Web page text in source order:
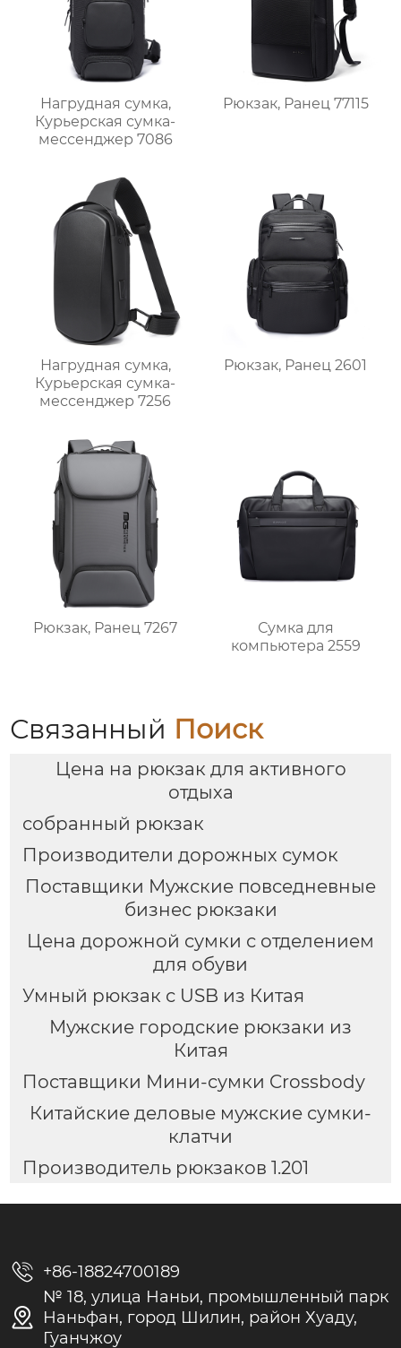
Нагрудная сумка,
Курьерская сумка-
мессенджер 7086
Рюкзак, Ранец 77115
Нагрудная сумка,
Курьерская сумка-
мессенджер 7256
Рюкзак, Ранец 2601
Рюкзак, Ранец 7267
Сумка для
компьютера 2559
Связанный Поиск
Цена на рюкзак для активного
отдыха
собранный рюкзак
Производители дорожных сумок
Поставщики Мужские повседневные
бизнес рюкзаки
Цена дорожной сумки с отделением
для обуви
Умный рюкзак с USB из Китая
Мужские городские рюкзаки из
Китая
Поставщики Мини-сумки Crossbody
Китайские деловые мужские сумки-
клатчи
Производитель рюкзаков 1.201
 +86-18824700189

№ 18, улица Наньи, промышленный парк
Наньфан, город Шилин, район Хуаду,
Гуанчжоу